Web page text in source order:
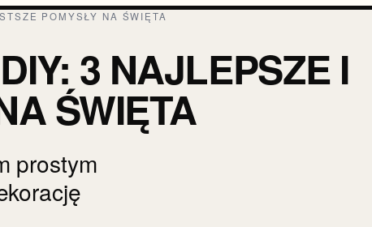
POMYSŁY NA ŚWIĘTA
3 NAJLEPSZE I
ŚWIĘTA
prostym